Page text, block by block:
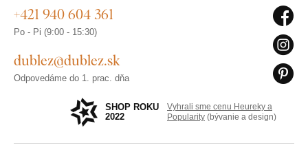
+421 940 604 361
Po - Pi (9:00 - 15:30)
dublez@dublez.sk
Odpovedáme do 1. prac. dňa
SHOP ROKU
2022
Vyhrali sme cenu Heureky a
Popularity (bývanie a design)